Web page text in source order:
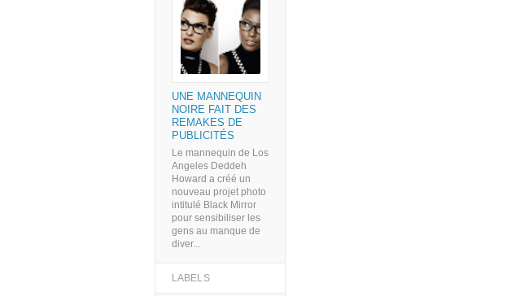
UNE MANNEQUIN
NOIRE FAIT DES
REMAKES DE
PUBLICITÉS
Le mannequin de Los
Angeles Deddeh
Howard a créé un
nouveau projet photo
intitulé Black Mirror
pour sensibiliser les
gens au manque de
diver...
LABELS